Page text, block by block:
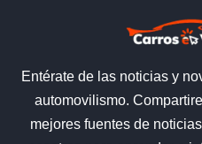
Entérate de las noticias y
automovilismo.
mejores fuentes de